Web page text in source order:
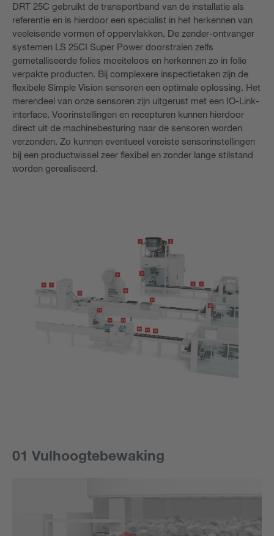
DRT 25C gebruikt de transportband van de installatie als
referentie en is hierdoor een specialist in het herkennen van
veeleisende vormen of oppervlakken. De zender-ontvanger
systemen LS 25CI Super Power doorstralen zelfs
gemetalliseerde folies moeiteloos en herkennen zo in folie
verpakte producten. Bij complexere inspectietaken zijn de
flexibele Simple Vision sensoren een optimale oplossing. Het
merendeel van onze sensoren zijn uitgerust met een IO-Link-
interface. Voorinstellingen en recepturen kunnen hierdoor
direct uit de machinebesturing naar de sensoren worden
verzonden. Zo kunnen eventueel vereiste sensorinstellingen
bij een productwissel zeer flexibel en zonder lange stilstand
worden gerealiseerd.
01 Vulhoogtebewaking